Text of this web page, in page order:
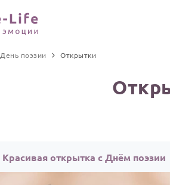
День поэзии Открытки
Красивая открытка с Днём поэзии